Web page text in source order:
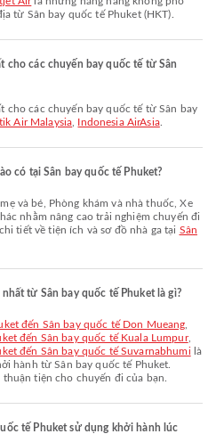
từ Sân bay quốc tế Phuket (HKT).
cho các chuyến bay quốc tế từ Sân
Air Malaysia Indonesia AirAsia.
có tại Sân bay quốc tế Phuket?
nhằm nâng cao trải nghiệm chuyến đi
tiết về tiện ích và sơ đồ nhà ga tại Sân
từ Sân bay quốc tế Phuket là gì?
đến Sân bay quốc tế Don Mueang
đến Sân bay quốc tế Kuala Lumpur,
đến Sân bay quốc tế Suvarnabhumi là
hành từ Sân bay quốc tế Phuket.
tiện cho chuyến đi của bạn.
tế Phuket sử dụng khởi hành lúc